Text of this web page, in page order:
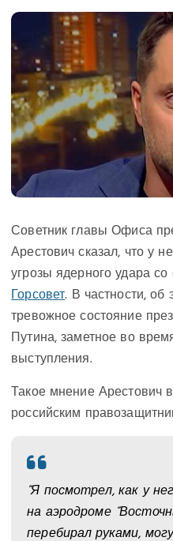
Советник главы Офиса
Арестович сказал, что у
угрозы ядерного удара
Горсовет. В частности, об
тревожное состояние
Путина, заметное во
выступления.
Такое мнение Арестович
российским
“Я посмотрел, как у
на аэродроме
перебирал руками,